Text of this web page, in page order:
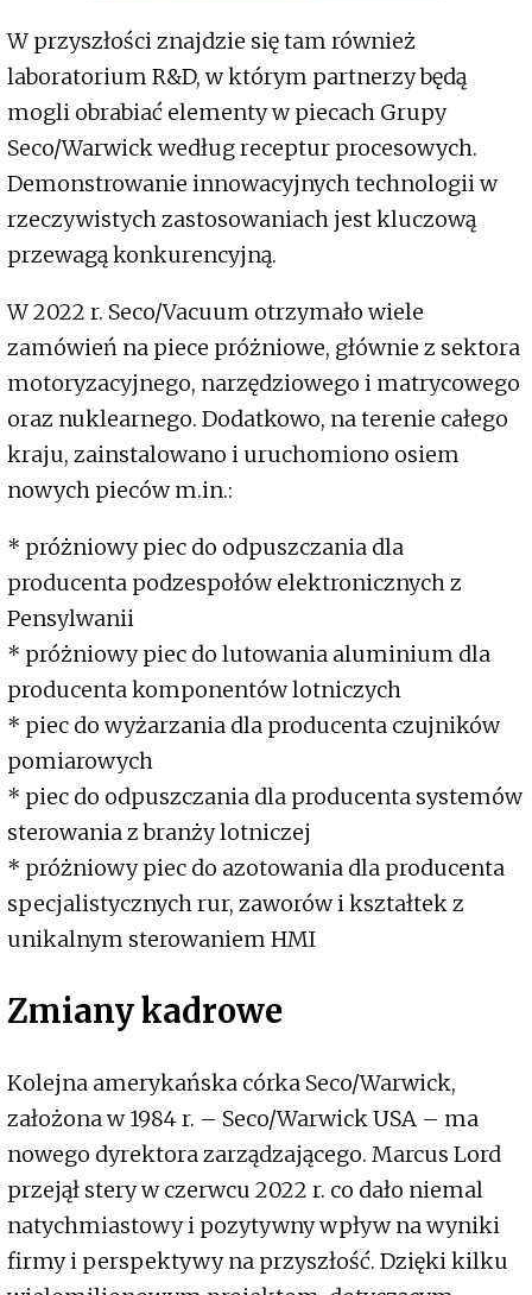
W przyszłości znajdzie się tam również
laboratorium R&D, w którym partnerzy będą
mogli obrabiać elementy w piecach Grupy
Seco/Warwick według receptur procesowych.
Demonstrowanie innowacyjnych technologii w
rzeczywistych zastosowaniach jest kluczową
przewagą konkurencyjną.
W 2022 r. Seco/Vacuum otrzymało wiele
zamówień na piece próżniowe, głównie z sektora
motoryzacyjnego, narzędziowego i matrycowego
oraz nuklearnego. Dodatkowo, na terenie całego
kraju, zainstalowano i uruchomiono osiem
nowych pieców m.in.:
* próżniowy piec do odpuszczania dla
producenta podzespołów elektronicznych z
Pensylwanii
* próżniowy piec do lutowania aluminium dla
producenta komponentów lotniczych
* piec do wyżarzania dla producenta czujników
pomiarowych
* piec do odpuszczania dla producenta systemów
sterowania z branży lotniczej
* próżniowy piec do azotowania dla producenta
specjalistycznych rur, zaworów i kształtek z
unikalnym sterowaniem HMI
Zmiany kadrowe
Kolejna amerykańska córka Seco/Warwick,
założona w 1984 r. – Seco/Warwick USA – ma
nowego dyrektora zarządzającego. Marcus Lord
przejął stery w czerwcu 2022 r. co dało niemal
natychmiastowy i pozytywny wpływ na wyniki
firmy i perspektywy na przyszłość. Dzięki kilku